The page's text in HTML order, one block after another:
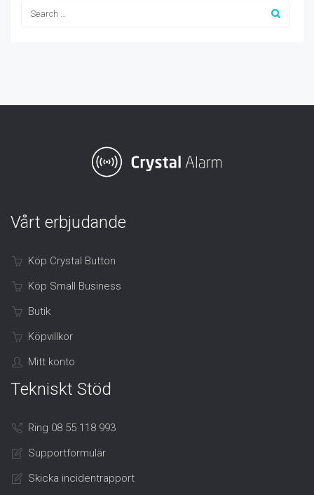
Vårt erbjudande
Köp Crystal Button
Köp Small Business
Butik
Köpvillkor
Mitt konto
Tekniskt Stöd
Ring 08 55 118 993
Supportformulär
Skicka incidentrapport